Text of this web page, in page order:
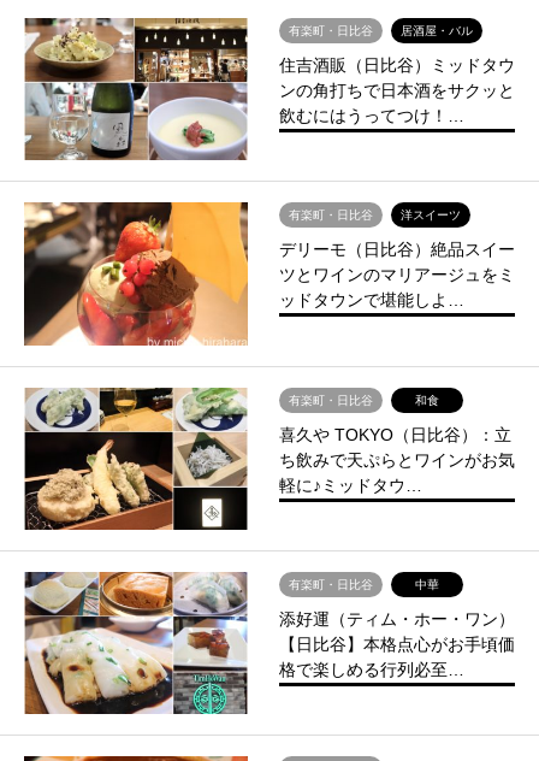
有楽町・日比谷 居酒屋・バル
住吉酒販（日比谷）ミッドタウ
ンの角打ちで日本酒をサクッと
飲むにはうってつけ！…
有楽町・日比谷 洋スイーツ
デリーモ（日比谷）絶品スイー
ツとワインのマリアージュをミ
ッドタウンで堪能しよ…
有楽町・日比谷 和食
喜久や TOKYO（日比谷）：立
ち飲みで天ぷらとワインがお気
軽に♪ミッドタウ…
有楽町・日比谷 中華
添好運（ティム・ホー・ワン）
【日比谷】本格点心がお手頃価
格で楽しめる行列必至…